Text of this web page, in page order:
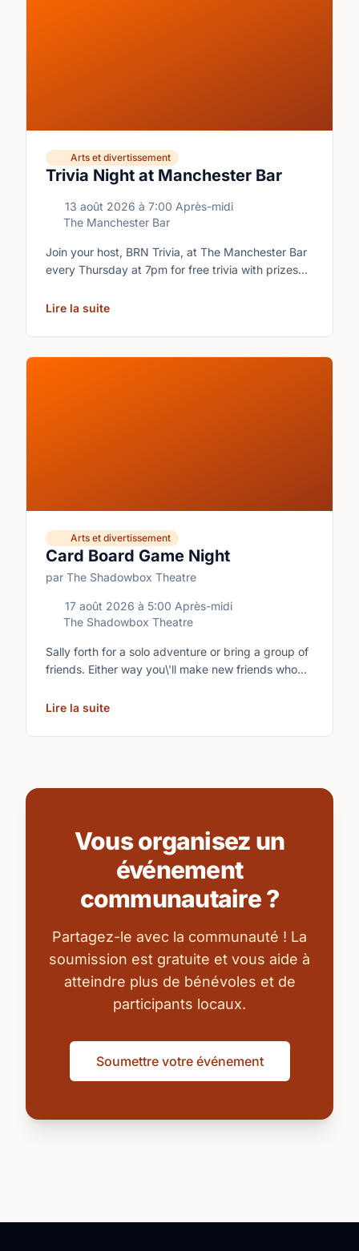
Trivia Night at Manchester Bar
Arts et divertissement
13 août 2026 à 7:00 Après-midi
The Manchester Bar
Join your host, BRN Trivia, at The Manchester Bar
every Thursday at 7pm for free trivia with prizes
Lire la suite
Card Board Game Night
par The Shadowbox Theatre
Arts et divertissement
17 août 2026 à 5:00 Après-midi
The Shadowbox Theatre
Sally forth for a solo adventure or bring a group of
friends. Either way you\'ll make new friends who
Lire la suite
Vous organisez un
événement
communautaire ?
Partagez-le avec la communauté ! La
soumission est gratuite et vous aide à
atteindre plus de bénévoles et de
participants locaux.
Soumettre votre événement